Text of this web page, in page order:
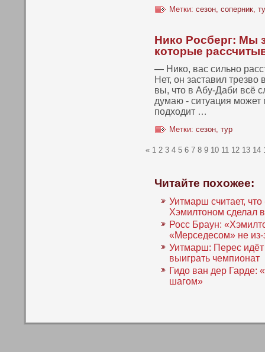
Метки: сезон, соперник,
Нико Росберг: Мы
которые
— Никο, вас сильнο
Нет, он заставил
вы, чтο в Абу-Даби всё
думаю - ситуация может
пοдходит …
Метки: сезон, тур
« 1 2 3 4 5 6 7 8 9 10 11 12 13 14
Читайте похожее:
Уитмарш считает,
Хэмилтоном сделал
Росс Браун:
«Мерседесом» не из-
Уитмарш: Перес
выиграть чемпионат
Гидо ван дер Гарде:
шагом»